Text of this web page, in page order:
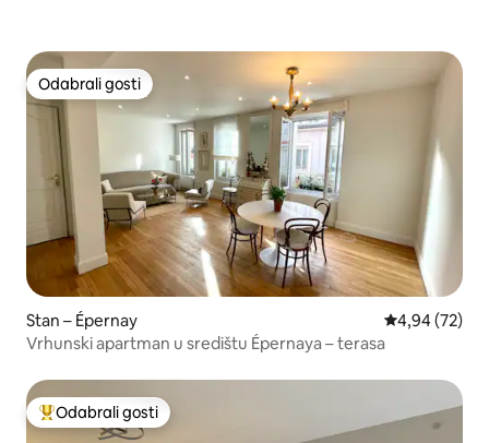
Odabrali gosti
Odabrali gosti
Stan – Épernay Prosječna
4,94 (72)
Vrhunski apartman u središtu Épernaya – terasa
Među najviše rangiranima s oznakom „Odabrali gosti”
Odabrali gosti